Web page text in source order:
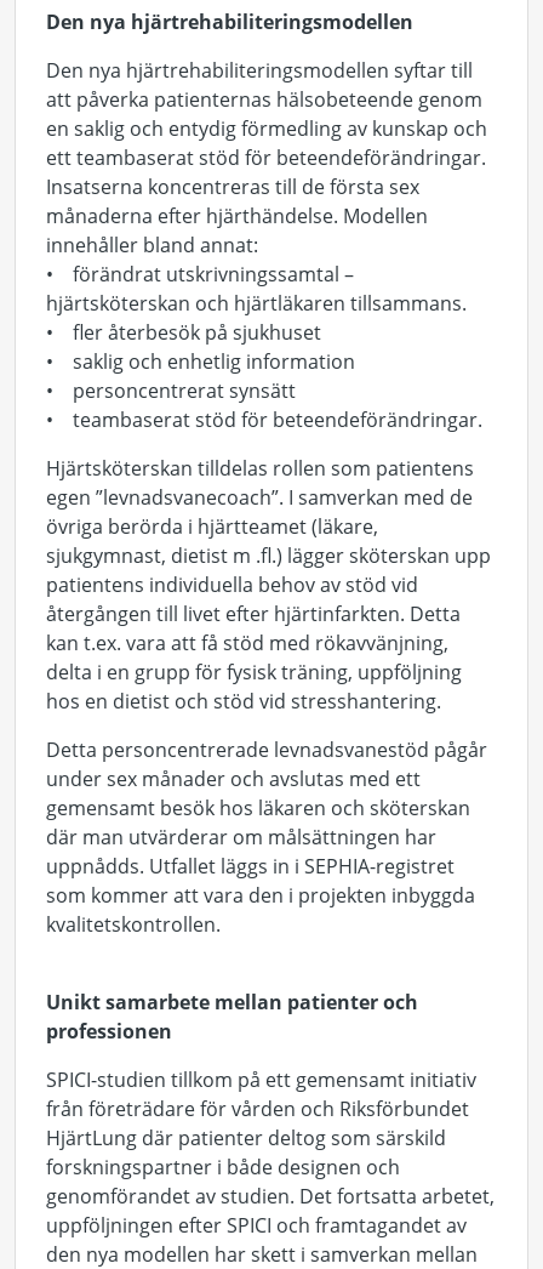
Den nya hjärtrehabiliteringsmodellen
Den nya hjärtrehabiliteringsmodellen syftar till
att påverka patienternas hälsobeteende genom
en saklig och entydig förmedling av kunskap och
ett teambaserat stöd för beteendeförändringar.
Insatserna koncentreras till de första sex
månaderna efter hjärthändelse. Modellen
innehåller bland annat:
• förändrat utskrivningssamtal –
hjärtsköterskan och hjärtläkaren tillsammans.
• fler återbesök på sjukhuset
• saklig och enhetlig information
• personcentrerat synsätt
• teambaserat stöd för beteendeförändringar.
Hjärtsköterskan tilldelas rollen som patientens
egen ”levnadsvanecoach”. I samverkan med de
övriga berörda i hjärtteamet (läkare,
sjukgymnast, dietist m .fl.) lägger sköterskan upp
patientens individuella behov av stöd vid
återgången till livet efter hjärtinfarkten. Detta
kan t.ex. vara att få stöd med rökavvänjning,
delta i en grupp för fysisk träning, uppföljning
hos en dietist och stöd vid stresshantering.
Detta personcentrerade levnadsvanestöd pågår
under sex månader och avslutas med ett
gemensamt besök hos läkaren och sköterskan
där man utvärderar om målsättningen har
uppnådds. Utfallet läggs in i SEPHIA-registret
som kommer att vara den i projekten inbyggda
kvalitetskontrollen.
Unikt samarbete mellan patienter och
professionen
SPICI-studien tillkom på ett gemensamt initiativ
från företrädare för vården och Riksförbundet
HjärtLung där patienter deltog som särskild
forskningspartner i både designen och
genomförandet av studien. Det fortsatta arbetet,
uppföljningen efter SPICI och framtagandet av
den nya modellen har skett i samverkan mellan